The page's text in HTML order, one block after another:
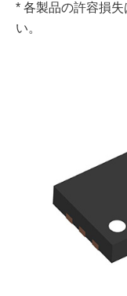
* 各製品の許容損
い。